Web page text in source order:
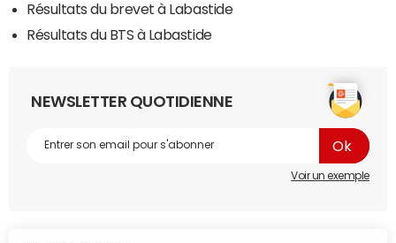
Résultats du brevet à Labastide
Résultats du BTS à Labastide
NEWSLETTER QUOTIDIENNE
Voir un exemple